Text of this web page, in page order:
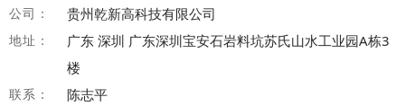
公司： 贵州乾新高科技有限公司
地址：
广东 深圳 广东深圳宝安石岩料坑苏氏山水工业园A栋3
楼
联系： 陈志平